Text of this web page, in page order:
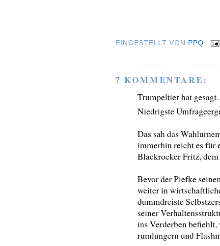
EINGESTELLT VON PPQ
7 KOMMENTARE:
Trumpeltier hat
Niedrigste
Das sah das
immerhin reicht es für
Blackrocker Fritz,
Bevor der Piefke
weiter in
dummdreiste
seiner
ins Verderben befiehlt,
rumlungern und